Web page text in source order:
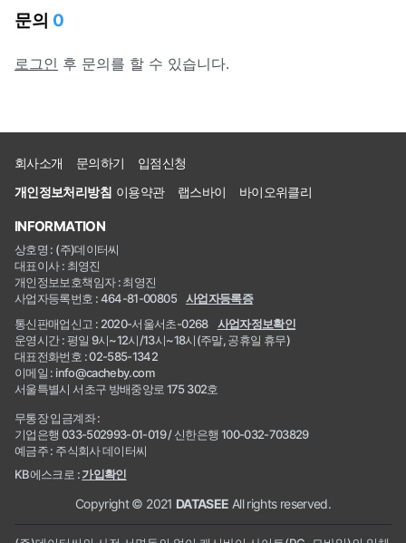
문의 0
로그인 후 문의를 할 수 있습니다.
회사소개 문의하기
입점신청
개인정보처리방침 이용약관 랩스바이 바이오위클리
INFORMATION
상호명 : (주)데이터씨
대표이사 : 최영진
개인정보보호책임자 : 최영진
사업자등록번호 : 464-81-00805
사업자등록증
통신판매업신고 : 2020-서울서초-0268
사업자정보확인
운영시간 : 평일 9시~12시/13시~18시(주말, 공휴일 휴무)
대표전화번호 : 02-585-1342
이메일 : info@cacheby.com
서울특별시 서초구 방배중앙로 175 302호
무통장 입금계좌 :
기업은행 033-502993-01-019 / 신한은행 100-032-703829
예금주 : 주식회사 데이터씨
KB에스크로 :가입확인
Copyright © 2021 DATASEE All rights reserved.